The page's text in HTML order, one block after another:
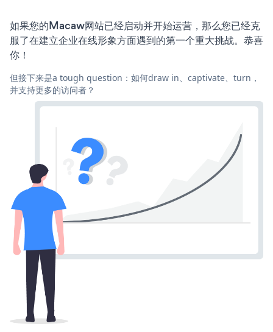
如果您的Macaw网站已经启动并开始运营，那么您已经克
服了在建立企业在线形象方面遇到的第一个重大挑战。恭喜
你！
但接下来是a tough question：如何draw in、captivate、turn，
并支持更多的访问者？